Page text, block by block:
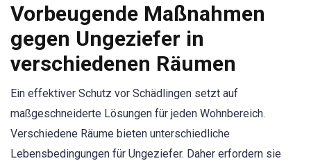
Vorbeugende Maßnahmen
gegen Ungeziefer in
verschiedenen Räumen
Ein effektiver Schutz vor Schädlingen setzt auf
maßgeschneiderte Lösungen für jeden Wohnbereich.
Verschiedene Räume bieten unterschiedliche
Lebensbedingungen für Ungeziefer. Daher erfordern sie